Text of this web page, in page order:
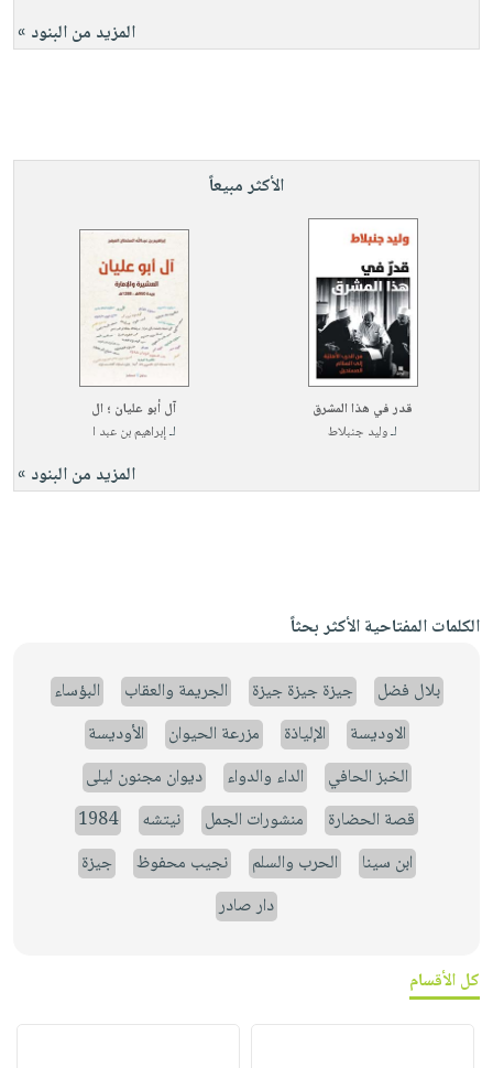
المزيد من البنود »
الأكثر مبيعاً
قدر في هذا المشرق
لـوليد جنبلاط
آل أبو عليان ؛ ال
لـإبراهيم بن عبد ا
المزيد من البنود »
الكلمات المفتاحية الأكثر بحثاً
بلال فضل جيزة جيزة جيزة الجريمة والعقاب
البؤساء
الاوديسة
الإلياذة مزرعة الحيوان
الأوديسة
الخبز الحافي
الداء والدواء
ديوان مجنون ليلى
قصة الحضارة
منشورات الجمل نيتشه
1984
ابن سينا
الحرب والسلم نجيب محفوظ
جيزة
دار صادر
كل الأقسام